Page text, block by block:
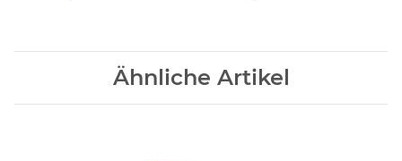
Ähnliche Artikel